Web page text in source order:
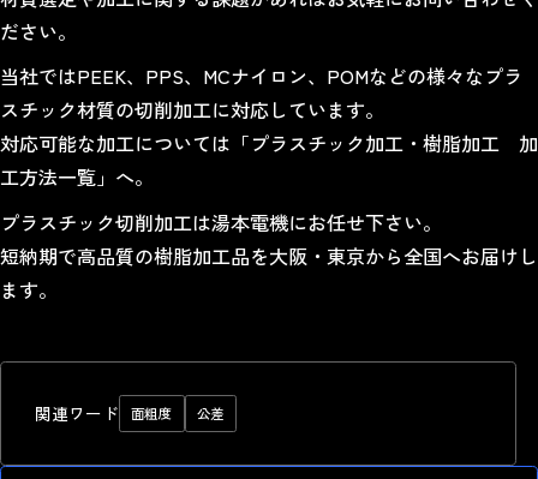
ださい。
当社ではPEEK、 PPS、 MCナイロン、 POMなどの様々なプラ
スチック材質の切削加工に対応しています。
対応可能な加工については「プラスチック加工・樹脂加工 加
工方法一覧 」へ。
プラスチック切削加工は湯本電機にお任せ下さい。
短納期で高品質の樹脂加工品を大阪・東京から全国へお届けし
ます。
関連ワード 面粗度 公差